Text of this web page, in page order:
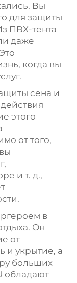
Вы
для защиты
ПВХ-тента
даже
когда вы
сена и
этого
от того,
и т. д.,
в
Он
от
и укрытие, а
больших
обладают